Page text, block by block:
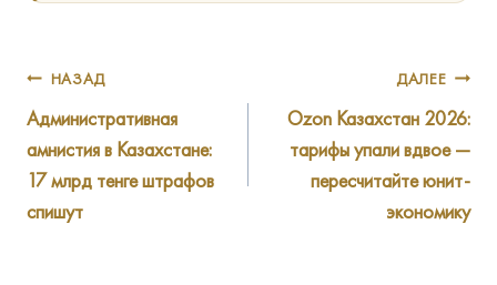
Навигация
по
записям
НАЗАД
Административная
амнистия в Казахстане:
17 млрд тенге штрафов
спишут
ДАЛЕЕ
Ozon Казахстан 2026:
тарифы упали вдвое —
пересчитайте юнит-
экономику